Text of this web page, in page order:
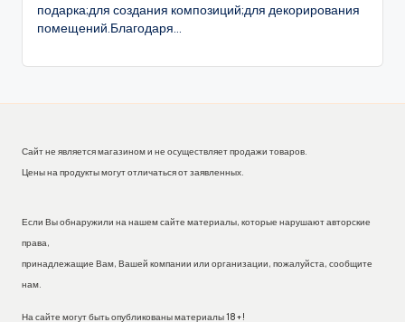
подарка;для создания композиций;для декорирования
помещений.Благодаря...
Сайт не является магазином и не осуществляет продажи товаров.
Цены на продукты могут отличаться от заявленных.
Если Вы обнаружили на нашем сайте материалы, которые нарушают авторские
права,
принадлежащие Вам, Вашей компании или организации, пожалуйста, сообщите
нам.
На сайте могут быть опубликованы материалы 18+!